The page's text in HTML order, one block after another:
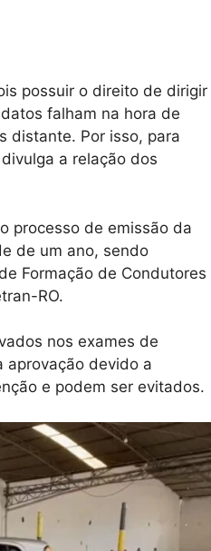
possuir o direito de dirigir
falham na hora de
distante. Por isso, para
a relação dos
processo de emissão da
de um ano, sendo
Formação de Condutores
RO.
nos exames de
aprovação devido a
e podem ser evitados.